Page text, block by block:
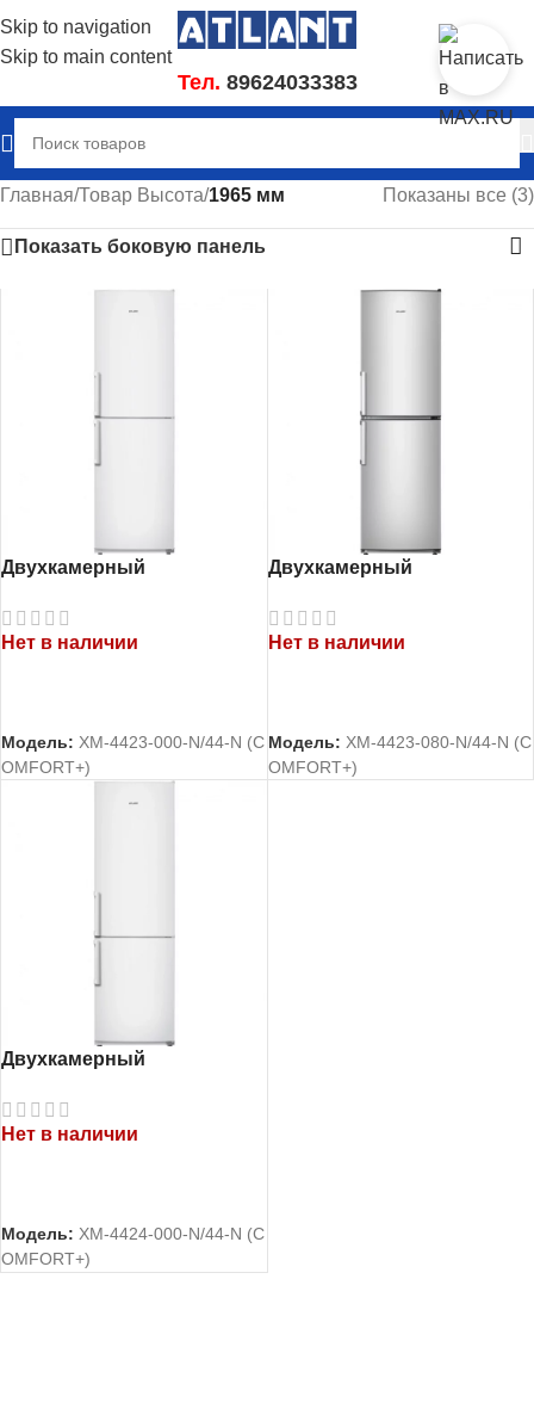
Skip to navigation
Skip to main content
Тел. 89624033383
Главная/Товар Высота/1965 мм Показаны все (3)
Показать боковую панель
Двухкамерный
ХМ-4423-000-N
Нет в наличии
Модель: ХМ-4423-000-N/44-N (C
OMFORT+)
Двухкамерный
ХМ-4423-080-N
Нет в наличии
Модель: ХМ-4423-080-N/44-N (C
OMFORT+)
Двухкамерный
ХМ-4424-000-N
Нет в наличии
Модель: ХМ-4424-000-N/44-N (C
OMFORT+)